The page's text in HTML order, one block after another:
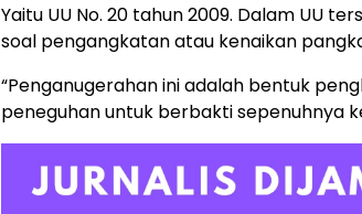
Yaitu UU No. 20 tahun 2009. Dalam UU
soal pengangkatan atau kenaikan
“Penganugerahan ini adalah bentuk
peneguhan untuk berbakti sepenuhnya